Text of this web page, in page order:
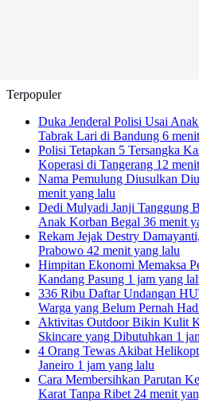
Terpopuler
Duka Jenderal Polisi Usai
Tabrak Lari di Bandung 6
Polisi Tetapkan 5 Tersangka
Koperasi di Tangerang 12
Nama Pemulung Diusulkan
menit yang lalu
Dedi Mulyadi Janji Tanggung
Anak Korban Begal 36 menit
Rekam Jejak Destry
Prabowo 42 menit yang lalu
Himpitan Ekonomi Memaksa
Kandang Pasung 1 jam yang
336 Ribu Daftar Undangan
Warga yang Belum Pernah
Aktivitas Outdoor Bikin Kulit
Skincare yang Dibutuhkan 1
4 Orang Tewas Akibat
Janeiro 1 jam yang lalu
Cara Membersihkan Parutan
Karat Tanpa Ribet24 menit